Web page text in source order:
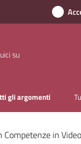
su
gli argomenti
in